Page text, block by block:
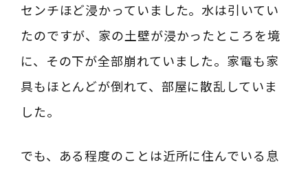
センチほど浸かっていました。水は引いてい
たのですが、家の土壁が浸かったところを境
に、その下が全部崩れていました。家電も家
具もほとんどが倒れて、部屋に散乱していま
した。
でも、ある程度のことは近所に住んでいる息